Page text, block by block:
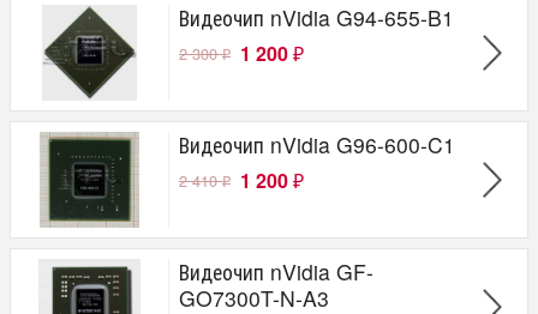
Видеочип nVidia G94-655-B1
2 300₽ 1 200 ₽
Видеочип nVidia G96-600-C1
2 410₽ 1 200 ₽
Видеочип nVidia GF-
GO7300T-N-A3